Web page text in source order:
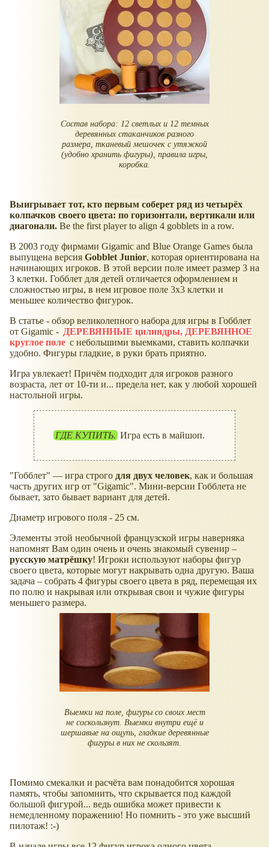
Состав набора: 12 светлых и 12 темных
деревянных стаканчиков разного
размера, тканевый мешочек с утяжкой
(удобно хранить фигуры), правила игры,
коробка.
Выигрывает тот, кто первым соберет ряд из четырёх
колпачков своего цвета: по горизонтали, вертикали или
диагонали. Be the first player to align 4 gobblets in a row.
В 2003 году фирмами Gigamic and Blue Orange Games была
выпущена версия Gobblet Junior, которая ориентирована на
начинающих игроков. В этой версии поле имеет размер 3 на
3 клетки. Гобблет для детей отличается оформлением и
сложностью игры, в нем игровое поле 3х3 клетки и
меньшее количество фигурок.
В статье - обзор великолепного набора для игры в Гобблет
от Gigamic - ДЕРЕВЯННЫЕ цилиндры, ДЕРЕВЯННОЕ
круглое поле с небольшими выемками, ставить колпачки
удобно. Фигуры гладкие, в руки брать приятно.
Игра увлекает! Причём подходит для игроков разного
возраста, лет от 10-ти и... предела нет, как у любой хорошей
настольной игры.
ГДЕ КУПИТЬ. Игра есть в майшоп.
"Гобблет" — игра строго для двух человек, как и большая
часть других игр от "Gigamic". Мини-версии Гобблета не
бывает, зато бывает вариант для детей.
Диаметр игрового поля - 25 см.
Элементы этой необычной французской игры наверняка
напомнят Вам один очень и очень знакомый сувенир –
русскую матрёшку! Игроки используют наборы фигур
своего цвета, которые могут накрывать одна другую. Ваша
задача – собрать 4 фигуры своего цвета в ряд, перемещая их
по полю и накрывая или открывая свои и чужие фигуры
меньшего размера.
Выемки на поле, фигуры со своих мест
не соскользнут. Выемки внутри ещё и
шершавые на ощупь, гладкие деревянные
фигуры в них не скользят.
Помимо смекалки и расчёта вам понадобится хорошая
память, чтобы запомнить, что скрывается под каждой
большой фигурой... ведь ошибка может привести к
немедленному поражению! Но помнить - это уже высший
пилотаж! :-)